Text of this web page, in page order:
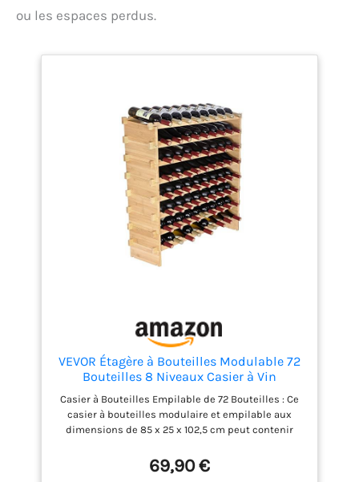
ou les espaces perdus.
VEVOR Étagère à Bouteilles Modulable 72
Bouteilles 8 Niveaux Casier à Vin
Empilable Porte-Bouteilles en Bambou
Naturel 85x25x102,5 cm Rangement
Présentation de Vin pour Cuisine Garde-
Manger Cave Bar
Casier à Bouteilles Empilable de 72 Bouteilles : Ce
casier à bouteilles modulaire et empilable aux
dimensions de 85 x 25 x 102,5 cm peut contenir
par niveau). Il est polyvalent et peut s'adapter à
n'importe quel espace, qu'il s'agisse de la cuisine,
69,90 €